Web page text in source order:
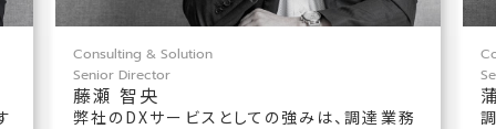
Consulting & Solution
Senior Director
藤瀬 智央
弊社のDXサービスとしての強みは、調達業務